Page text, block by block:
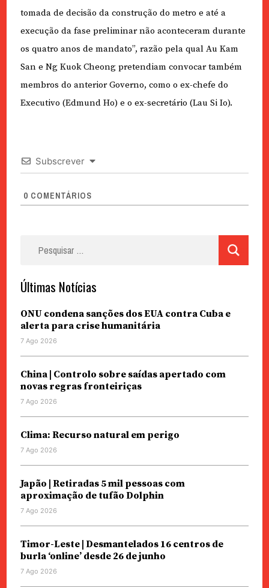
tomada de decisão da construção do metro e até a
execução da fase preliminar não aconteceram durante
os quatro anos de mandato”, razão pela qual Au Kam
San e Ng Kuok Cheong pretendiam convocar também
membros do anterior Governo, como o ex-chefe do
Executivo (Edmund Ho) e o ex-secretário (Lau Si Io).
Subscrever
0 COMENTÁRIOS
Últimas Notícias
ONU condena sanções dos EUA contra Cuba e
alerta para crise humanitária
7 Ago 2026
China | Controlo sobre saídas apertado com
novas regras fronteiriças
7 Ago 2026
Clima: Recurso natural em perigo
7 Ago 2026
Japão | Retiradas 5 mil pessoas com
aproximação de tufão Dolphin
7 Ago 2026
Timor-Leste | Desmantelados 16 centros de
burla ‘online’ desde 26 de junho
7 Ago 2026